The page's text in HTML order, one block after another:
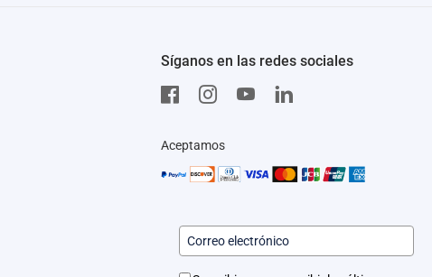
Síganos en las redes sociales
Aceptamos